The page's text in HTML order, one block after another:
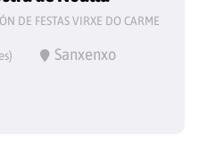
DE FESTAS VIRXE DO CARME
Sanxenxo